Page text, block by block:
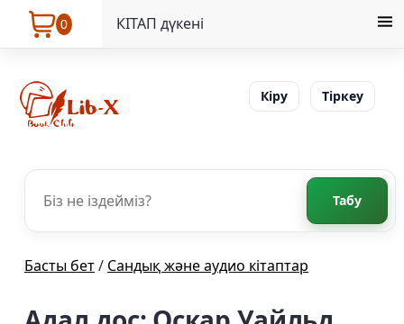
0 КІТАП дүкені
Кіру Тіркеу
Табу
Басты бет/ Сандық және аудио кітаптар